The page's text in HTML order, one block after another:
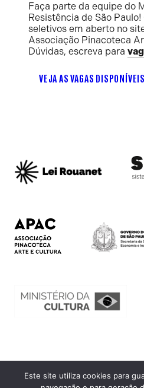
Faça parte da equipe do
Resistência de São
seletivos em aberto no
Associação Pinacoteca
Dúvidas, escreva para
VEJA AS VAGAS DISPONÍVEIS
Ouvidoria
Este site utiliza cookies para